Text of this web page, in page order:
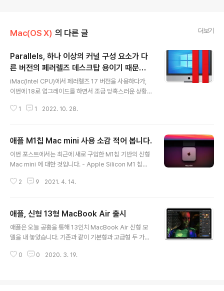
Mac(OS X) 의 다른 글 더보기
Parallels, 하나 이상의 커널 구성 요소가 다
른 버전의 페러렐즈 데스크탑 용이기 때문에
가상 머신을 시작할 수 없습니다. - 오류 대처
법
iMac(Intel CPU)에서 페러렐즈 17 버전을 사용하다가,
이번에 18로 업그레이드를 하면서 조금 당혹스러운 상황
분들이 있을까봐 간단히 기록을 남겨 봅니다. Parallels 1
서 실행이 되지를 않았습니다. (욕나올 뻔..) 메시지를 보니,
제목처럼, "하나 이상의 커널 구성 요소가 버전이 달라 시
작할 수 없다."는 메시지 였습니다. 영문으로는 "Unable t
kernel components are for another version of ..
1 1 2022. 10. 28.
애플 M1칩 Mac mini 사용 소감 적어 봅니다.
이번 포스트에서는 최근에 새로 구입한 M1칩 기반의 신형
Mac mini 에 대한 것입니다. - Apple Silicon M1 칩을
Event에서 Apple Silicon기반의 첫번째 Mac을 발표 했
탑이라..?? 그래도 애플인데.. 믿어봐 ? 뭐 이런 느낌...? AR
M core 자체가 모바일 기기를 위한 솔루션으로 저전력 설
계가 그 핵심인지라, 과연 데탑용 CPU로써의 역량을 발휘
이번 Corona 19를 계기로 아이들이 학교를 가지 못하고,
2 9 2021. 4. 14.
애플, 신형 13형 MacBook Air 출시
애플은 오늘 공홈을 통해 13인치 MacBook Air 신형 모
델을 내 놓았습니다. 기존과 같이 기본형과 고급형 두 가지
다. 국내 공홈에서는 아직 구매버튼은 활성화 되어 있지는
0 0 2020. 3. 19.